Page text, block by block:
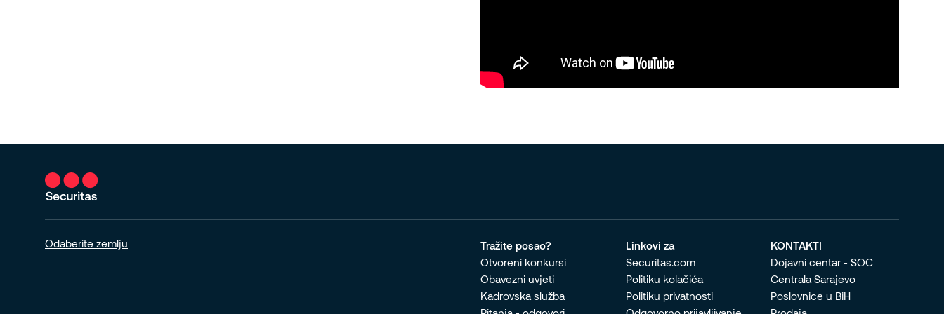
Odaberite zemlju
Tražite posao?
Otvoreni konkursi
Obavezni uvjeti
Kadrovska služba
Linkovi za
Securitas.com
Politiku kolačića
Politiku privatnosti
KONTAKTI
Dojavni centar - SOC
Centrala Sarajevo
Poslovnice u BiH